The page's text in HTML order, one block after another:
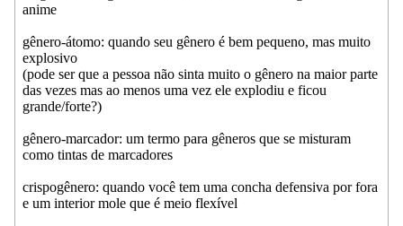
anime
gênero-átomo: quando seu gênero é bem pequeno, mas muito
explosivo
(pode ser que a pessoa não sinta muito o gênero na maior parte
das vezes mas ao menos uma vez ele explodiu e ficou
grande/forte?)
gênero-marcador: um termo para gêneros que se misturam
como tintas de marcadores
crispogênero: quando você tem uma concha defensiva por fora
e um interior mole que é meio flexível